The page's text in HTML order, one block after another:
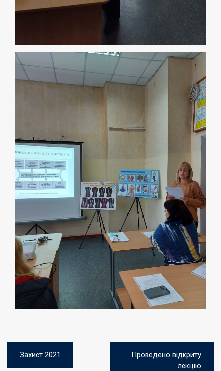
Навигация
по
Захист 2021
Проведено відкриту
лекцію